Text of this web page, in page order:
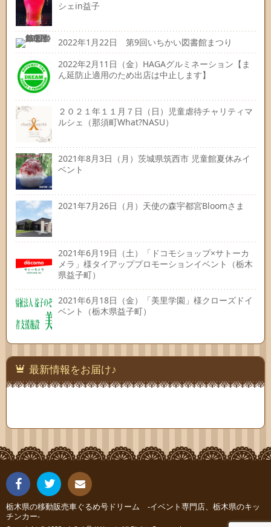
シェin益子
2022年1月22日 第9回いちかい図書館まつり
2022年2月11日（金）HAGAグルミネーション【ま
ん延防止適用のため出店は中止します】
２０２１年１１月７日（日）児童虐待チャリティマ
ルシェ（那須町What?NASU）
2021年8月3日（月）茨城県筑西市 児童館夏休みイ
ベント
2021年7月26日（月）天使の森宇都宮Bloomさま
2021年6月19日（土）「ドコモショップ×サトーカ
メラ」様タイアッププロモーションイベント（栃木
県益子町）
2021年6月18日（金）「美里学園」様クローズドイ
ベント（栃木県益子町）
最新情報をお届け♪
Fac
Twit 連絡
栃木県の移動販売車ぐるめ号ドリーム -イベント専門店、栃木県のキッ
チンカー-